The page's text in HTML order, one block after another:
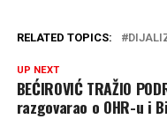
RELATED TOPICS:
UP NEXT
BEĆIROVIĆ TRAŽIO
razgovarao o OHR-u i